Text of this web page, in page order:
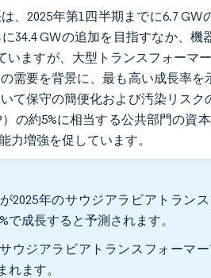
、2025年第1四半期までに6.7
34.4 GWの追加を目指すなか、
ますが、大型トランスフォーマ
需要を背景に、最も高い成長率
て保守の簡便化および汚染リスク
の約5%に相当する公共部門の資
力増強を促しています。
2025年のサウジアラビアトラン
で成長すると予測されます。
ウジアラビアトランスフォーマ
れます。